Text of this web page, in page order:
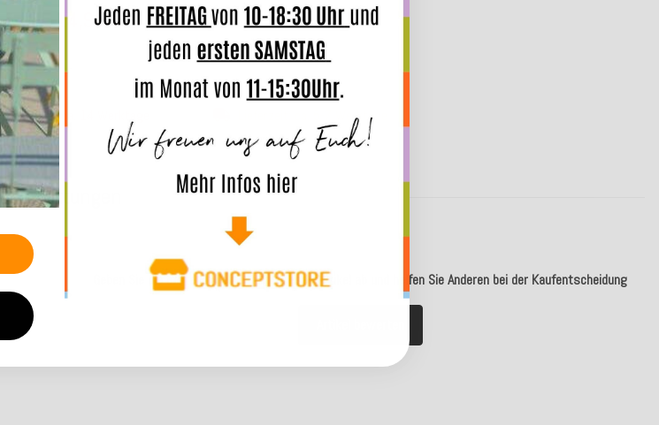
Bewertungen
Geben Sie die erste Bewertung für diesen Artikel ab und helfen Sie Anderen bei der Kaufentscheidung
ab
14,90 €*
28,99 €
Lieferzeit: ca. 14 Werktage
ab 10,95 € *
38,99 €
Lieferzeit: ca. 5-7 Werktage